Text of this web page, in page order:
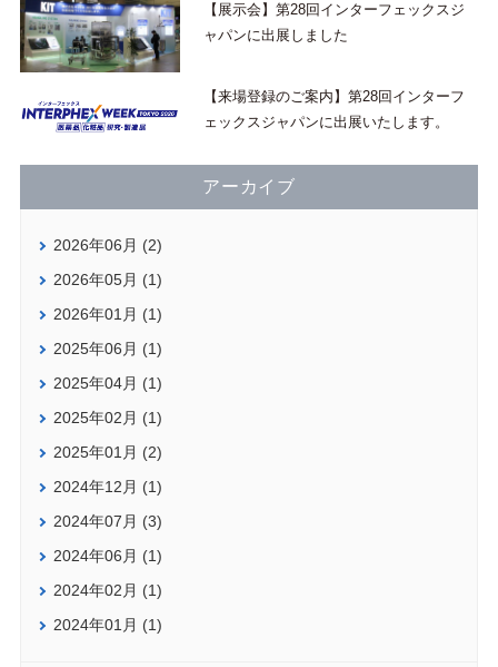
【展示会】第28回インターフェックスジ
ャパンに出展しました
【来場登録のご案内】第28回インターフ
ェックスジャパンに出展いたします。
アーカイブ
2026年06月 (2)
2026年05月 (1)
2026年01月 (1)
2025年06月 (1)
2025年04月 (1)
2025年02月 (1)
2025年01月 (2)
2024年12月 (1)
2024年07月 (3)
2024年06月 (1)
2024年02月 (1)
2024年01月 (1)